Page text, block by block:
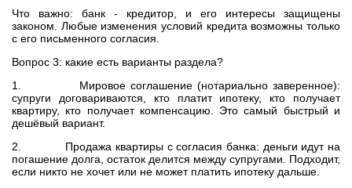
Что важно: банк - кредитор, и его интересы защищены
законом. Любые изменения условий кредита возможны только
с его письменного согласия.
Вопрос 3: какие есть варианты раздела?
1. Мировое соглашение (нотариально заверенное):
супруги договариваются, кто платит ипотеку, кто получает
квартиру, кто получает компенсацию. Это самый быстрый и
дешёвый вариант.
2. Продажа квартиры с согласия банка: деньги идут на
погашение долга, остаток делится между супругами. Подходит,
если никто не хочет или не может платить ипотеку дальше.